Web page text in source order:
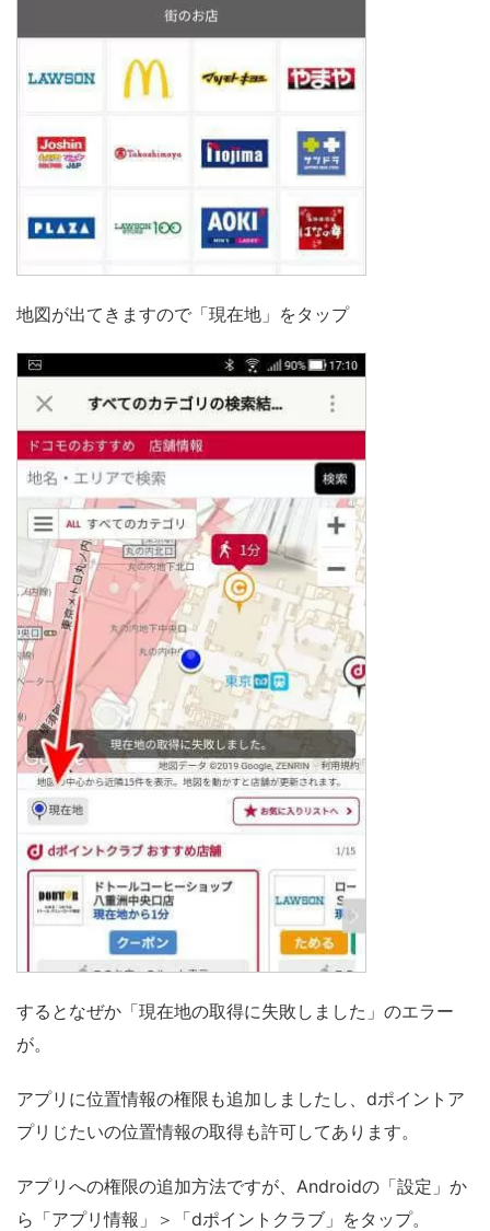
地図が出てきますので「現在地」をタップ
するとなぜか「現在地の取得に失敗しました」のエラー
が。
アプリに位置情報の権限も追加しましたし、dポイントア
プリじたいの位置情報の取得も許可してあります。
アプリへの権限の追加方法ですが、Androidの「設定」か
ら「アプリ情報」＞「dポイントクラブ」をタップ。